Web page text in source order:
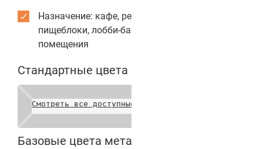
Назначение: кафе, рестораны, столовые,
пищеблоки, лобби-бары, служебные
помещения
Стандартные цвета полотен
Смотреть все доступные цвета
Базовые цвета металлических коробок